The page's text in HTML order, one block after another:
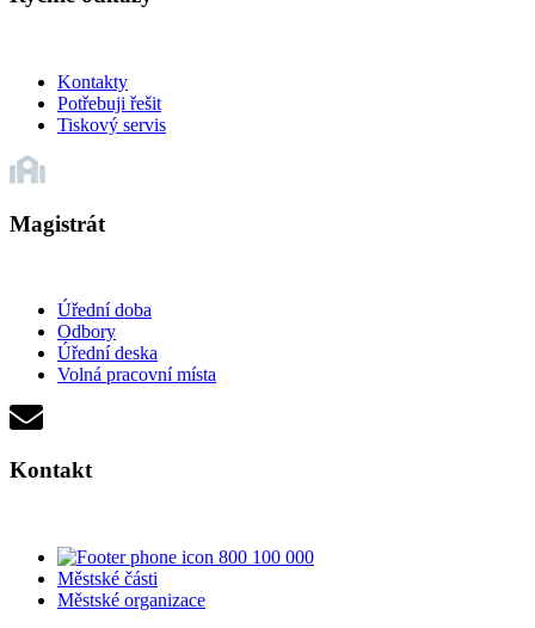
Kontakty
Potřebuji řešit
Tiskový servis
Magistrát
Úřední doba
Odbory
Úřední deska
Volná pracovní místa
Kontakt
800 100 000
Městské části
Městské organizace